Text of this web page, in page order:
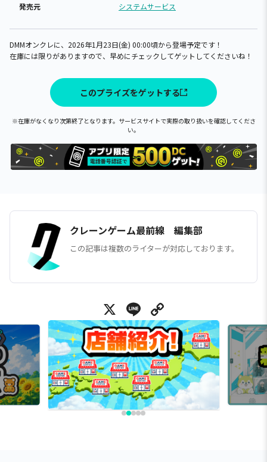
発売元 システムサービス
DMMオンクレに、2026年1月23日(金) 00:00頃から登場予定です！
在庫には限りがありますので、早めにチェックしてゲットしてくださいね！
このプライズをゲットする
※在庫がなくなり次第終了となります。サービスサイトで実際の取り扱いを確認してくださ
い。
クレーンゲーム最前線 編集部
この記事は複数のライターが対応しております。
X Line